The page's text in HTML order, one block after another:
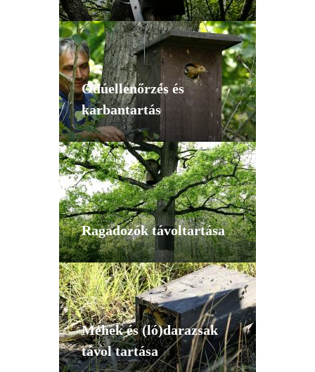
Odúellenőrzés és
karbantartás
Ragadozók távoltartása
Méhek és (ló)darazsak
távol tartása